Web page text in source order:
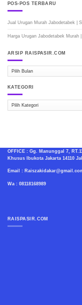
POS-POS TERBARU
Jual Urugan Murah Jabodetabek |
Harga Urugan Jabodetabek Murah
ARSIP RAISPASIR.COM
KATEGORI
OFFICE : Gg. Manunggal 7,
Khusus Ibukota Jakarta 14110
Email :
Wa : 08118168989
RAISPASIR.COM